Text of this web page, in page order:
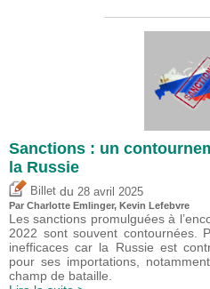
Sanctions : un
la Russie
Billet du 28 avril 2025
Par Charlotte Emlinger, Kevin Lefebvre
Les sanctions promulguées à
2022 sont souvent contournées.
inefficaces car la Russie est
pour ses importations,
champ de bataille.